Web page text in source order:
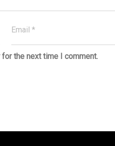
the next time I comment.